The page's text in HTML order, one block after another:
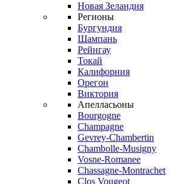
Новая Зеландия
Регионы
Бургундия
Шампань
Рейнгау
Токай
Калифорния
Орегон
Виктория
Апелласьоны
Bourgogne
Champagne
Gevrey-Chambertin
Chambolle-Musigny
Vosne-Romanee
Chassagne-Montrachet
Clos Vougeot